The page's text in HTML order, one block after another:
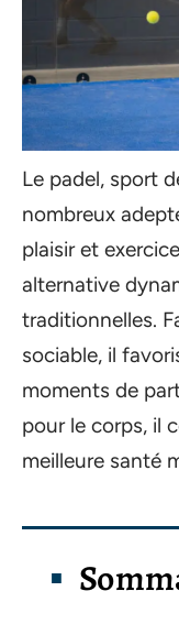
Le padel, sport
nombreux
plaisir et
alternative
traditionnelles.
sociable, il
moments de
pour le corps, il
meilleure santé